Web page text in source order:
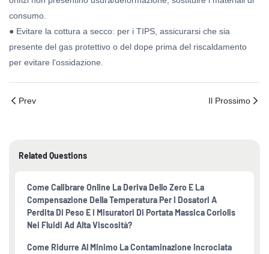
consumo.
● Evitare la cottura a secco: per i TIPS, assicurarsi che sia
presente del gas protettivo o del dope prima del riscaldamento
per evitare l'ossidazione.
Prev Il Prossimo
Related Questions
Come Calibrare Online La Deriva Dello Zero E La
Compensazione Della Temperatura Per I Dosatori A
Perdita Di Peso E I Misuratori Di Portata Massica Coriolis
Nei Fluidi Ad Alta Viscosità?
Come Ridurre Al Minimo La Contaminazione Incrociata